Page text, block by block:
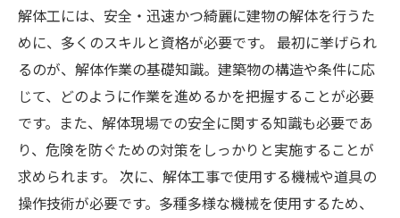
解体工には、安全・迅速かつ綺麗に建物の解体を行うた
めに、多くのスキルと資格が必要です。 最初に挙げられ
るのが、解体作業の基礎知識。建築物の構造や条件に応
じて、どのように作業を進めるかを把握することが必要
です。また、解体現場での安全に関する知識も必要であ
り、危険を防ぐための対策をしっかりと実施することが
求められます。 次に、解体工事で使用する機械や道具の
操作技術が必要です。多種多様な機械を使用するため、